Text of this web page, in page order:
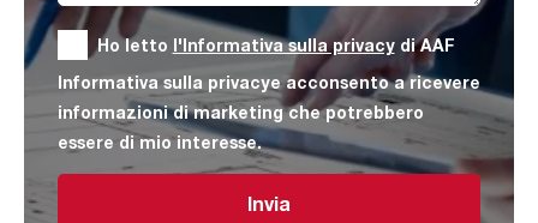
Ho letto l'Informativa sulla privacydi AAF
Informativa sulla privacye acconsento a ricevere
informazioni di marketing che potrebbero
essere di mio interesse.
Invia